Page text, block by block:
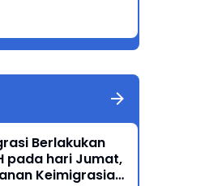
Berlakukan
pada hari Jumat,
Keimigrasian